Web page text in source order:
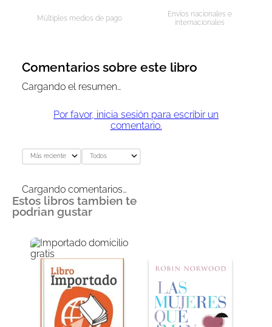
Múltiples medios de pago
Envíos nacionales e
internacionales
Comentarios sobre este libro
Cargando el resumen…
Por favor, inicia sesión para escribir un
comentario.
Más reciente Todos
Cargando comentarios…
Estos libros tambien te
podrian gustar